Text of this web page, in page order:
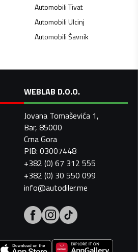
AutomobiliTivat
AutomobiliUlcinj
AutomobiliŠavnik
WEBLAB D.O.O.
Jovana Tomaševića 1,
Bar, 85000
Crna Gora
PIB: 03007448
+382 (0) 67 312 555
+382 (0) 30 550 099
info@autodiler.me